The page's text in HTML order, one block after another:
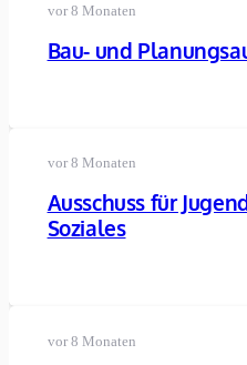
vor 8 Monaten
Bau- und
vor 8 Monaten
Ausschuss für
Soziales
vor 8 Monaten